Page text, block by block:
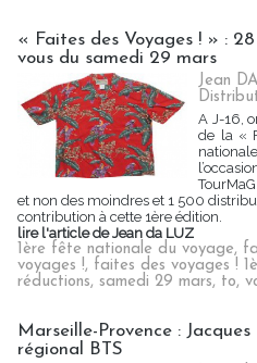
« Faites des Voyages ! » :
vous du samedi 29 mars
Jean
A J-16,
de la «
et non des moindres et 1 500
contribution à cette 1ère édition.
lire l'article de Jean da LUZ
1ère fête nationale du voyage,
voyages !, faites des voyages !
réductions, samedi 29 mars, to,
Marseille-Provence :
régional BTS